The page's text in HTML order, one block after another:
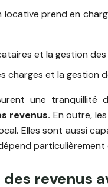
locative prend en
et la gestion des
charges et la gestion
une
revenus. En outre,
Elles sont aussi
revenus